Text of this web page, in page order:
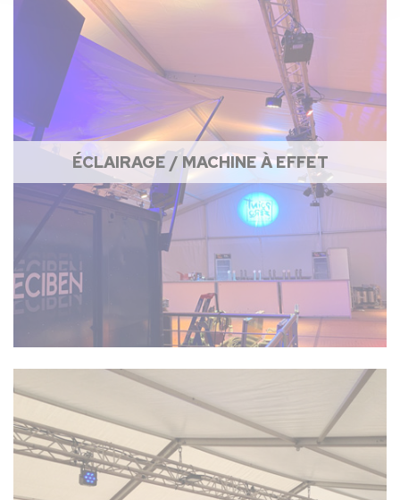
ÉCLAIRAGE / MACHINE À EFFET